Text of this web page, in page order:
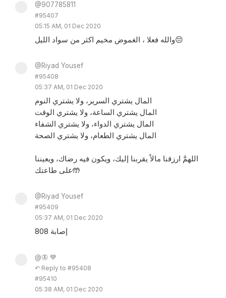
@907785811
#95407
05:15 AM, 01 Dec 2020
والله فعلا ، الغموض مخيم اكثر من سواد الليل😔
@Riyad Yousef
#95408
05:37 AM, 01 Dec 2020
المال يشتري السرير، ولا يشتري النوم
المال يشتري الساعة، ولا يشتري الوقت
المال يشتري الدواء، ولا يشتري الشفاء
المال يشتري الطعام، ولا يشتري الصحة
اللهمَّ ارزقنا مالاً يقربنا إليك، ويكون فيه رضاك، ويعيننا
على طاعتك🤲
@Riyad Yousef
#95409
05:37 AM, 01 Dec 2020
808 إصابة
@🦋 💙
↶ Reply to #95408
#95410
05:38 AM, 01 Dec 2020